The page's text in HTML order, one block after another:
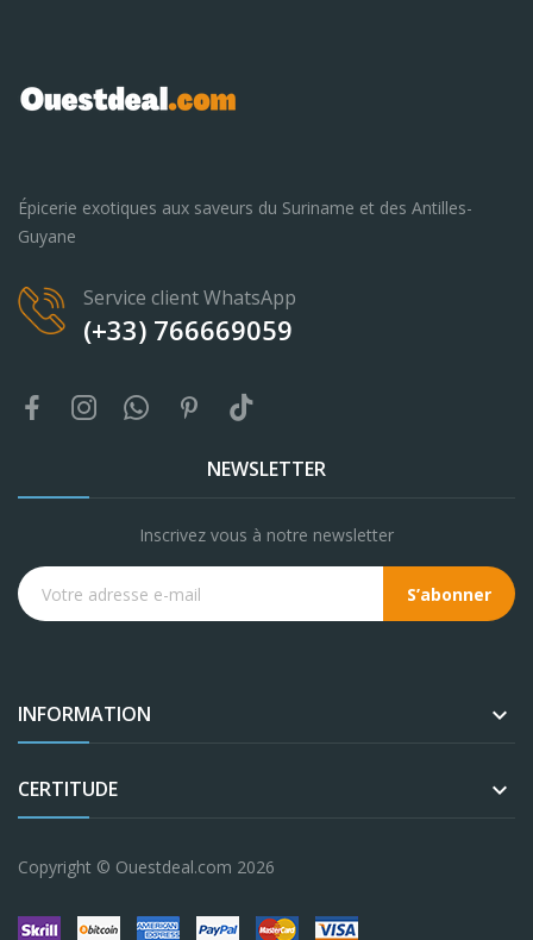
Épicerie exotiques aux saveurs du Suriname et des Antilles-
Guyane
Service client WhatsApp
(+33) 766669059
NEWSLETTER
Inscrivez vous à notre newsletter
S’abonner
INFORMATION 
CERTITUDE 
Copyright © Ouestdeal.com 2026